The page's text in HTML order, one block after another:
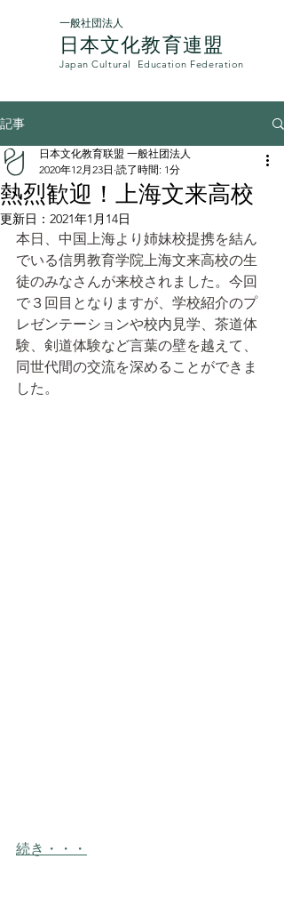
Japan Cultural Education Federation
一般社団法人
日本文化教育連盟​
記事
熱烈歓迎！上海文来高校
日本文化教育联盟 一般社团法人
2020年12月23日 読了時間: 1分
更新日： 2021年1月14日
本日、中国上海より姉妹校提携を結ん
でいる信男教育学院上海文来高校の生
徒のみなさんが来校されました。今回
で３回目となりますが、学校紹介のプ
レゼンテーションや校内見学、茶道体
験、剣道体験など言葉の壁を越えて、
同世代間の交流を深めることができま
した。
続き・・・